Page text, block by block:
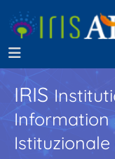
IRIS
Information